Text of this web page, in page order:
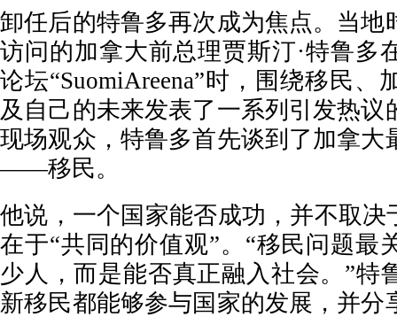
卸任后的特鲁多再次成为焦点。当地
访问的加拿大前总理贾斯汀·特鲁多
论坛“SuomiAreena”时，围绕移民、
及自己的未来发表了一系列引发热议
现场观众，特鲁多首先谈到了加拿大
——移民。
他说，一个国家能否成功，并不取决
在于“共同的价值观”。“移民问题最
少人，而是能否真正融入社会。”特
新移民都能够参与国家的发展，并分